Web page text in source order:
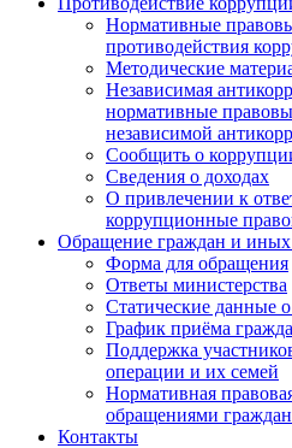
Нормативные
противодействия
Методические
Независимая
нормативные
независимой
Сообщить о
Сведения о доходах
О привлечении к
коррупционные
Обращение граждан и
Форма для обращения
Ответы министерства
Статические данные
График приёма
Поддержка
операции и их семей
Нормативная
обращениями
Контакты